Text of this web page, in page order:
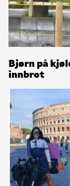
Bjørn på
innbrot